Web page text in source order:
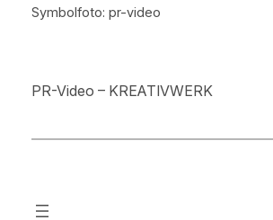
Symbolfoto: pr-video
PR-Video – KREATIVWERK